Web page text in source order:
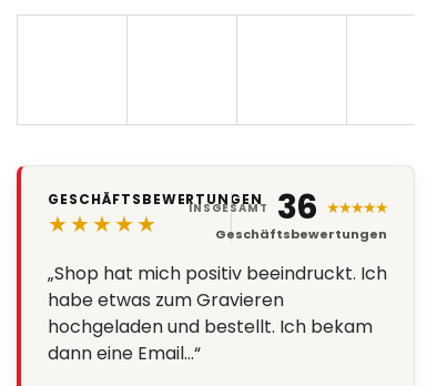
GESCHÄFTSBEWERTUNGEN
★★★★★
„Shop hat mich positiv beeindruckt. Ich
habe etwas zum Gravieren
hochgeladen und bestellt. Ich bekam
dann eine Email…“
INSGESAMT 36 ★★★★★
Geschäftsbewertungen